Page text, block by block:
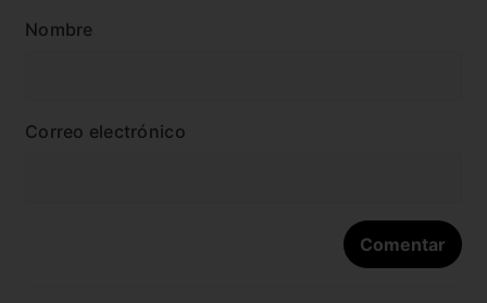
Nombre
Correo electrónico